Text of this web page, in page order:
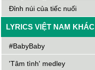
Đỉnh núi của tiếc nuối
LYRICS VIỆT NAM KHÁC
#BabyBaby
'Tâm tình' medley